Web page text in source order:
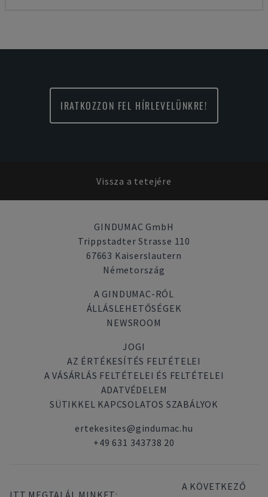
IRATKOZZON FEL HÍRLEVELÜNKRE!
Vissza a tetejére
GINDUMAC GmbH
Trippstadter Strasse 110
67663 Kaiserslautern
Németország
A GINDUMAC-RÓL
ÁLLÁSLEHETŐSÉGEK
NEWSROOM
JOGI
AZ ÉRTÉKESÍTÉS FELTÉTELEI
A VÁSÁRLÁS FELTÉTELEI ÉS FELTÉTELEI
ADATVÉDELEM
SÜTIKKEL KAPCSOLATOS SZABÁLYOK
ertekesites@gindumac.hu
+49 631 343738 20
ITT MEGTALÁL MINKET:
A KÖVETKEZŐ